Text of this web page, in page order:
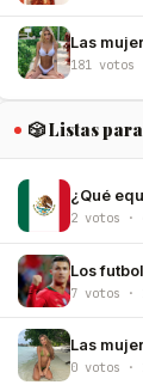
Las mujeres
181 votos
🎲 Listas
¿Qué equipo ganará
2 votos ·
Los
7 votos ·
Las mujeres
0 votos ·